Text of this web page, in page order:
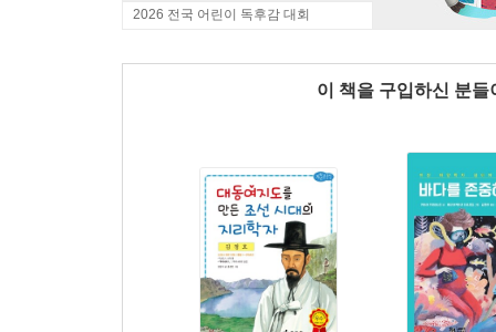
2026 전국 어린이 독후감 대회
이 책을 구입하신 분